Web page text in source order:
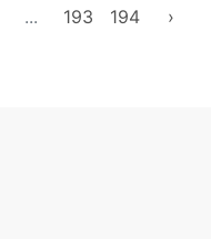
... 193 194 ›